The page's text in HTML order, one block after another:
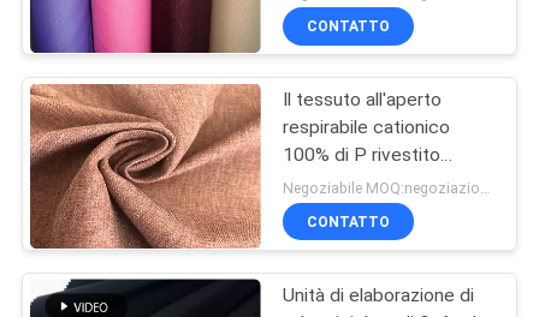
CONTROLLO
DI
QUALITÀ
CONTATTICI
NOTIZIE
tenda all'aperto
CONTATTO
Il tessuto all'aperto
respirabile cationico
100% di P rivestito
impermeabilizza per il
rivestimento
CONTATTO
Unità di elaborazione di